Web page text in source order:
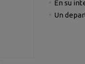
En su
Un